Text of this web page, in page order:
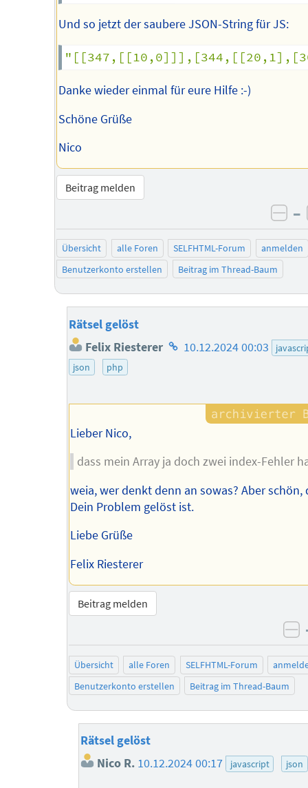
Und so jetzt der saubere JSON-String für JS:
Danke wieder einmal für eure Hilfe :-)
Schöne Grüße
Nico
Beitrag melden
–
Übersicht alle Foren SELFHTML-Forum
anmelden
Benutzerkonto erstellen
Beitrag im Thread-Baum
Rätsel gelöst
Felix Riesterer Homepage
10.12.2024 00:03
json
php
Lieber Nico,
dass mein Array ja doch zwei index-Fehler
weia, wer denkt denn an sowas? Aber schön,
Dein Problem gelöst ist.
Liebe Grüße
Felix Riesterer
Beitrag melden
Übersicht alle Foren SELFHTML-Forum
Benutzerkonto erstellen
Beitrag im Thread-Baum
Rätsel gelöst
Nico R. 10.12.2024 00:17 javascript json